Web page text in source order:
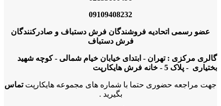
09109408232
عضو رسمی اتحادیه فروشندگان فرش دستباف و صادرکنندگان
فرش دستباف
گالری مرکزی : تهران - ابتدای خیابان خیام شمالی - کوچه شهید
بختیاری - پلاک 5 - خانه فرش هایکارپت
جهت مراجعه حضوری حتما با شماره های مجموعه هایکارپتتماس
بگیرید .